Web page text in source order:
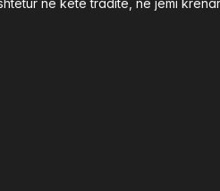
në këtë traditë, ne jemi